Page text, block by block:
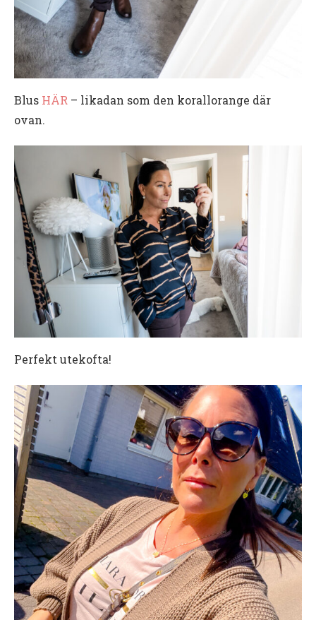
Blus HÄR – likadan som den korallorange där
ovan.
Perfekt utekofta!